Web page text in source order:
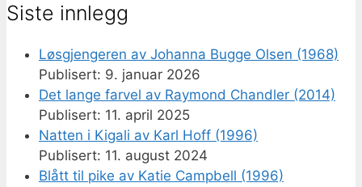
Siste innlegg
Løsgjengeren av Johanna Bugge Olsen (1968)
9. januar 2026
Det lange farvel av Raymond Chandler (2014)
11. april 2025
Natten i Kigali av Karl Hoff (1996)
11. august 2024
Blått til pike av Katie Campbell (1996)